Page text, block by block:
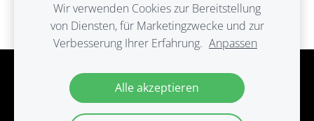
Cookies
Wir verwenden Cookies zur Bereitstellung
von Diensten, für Marketingzwecke und zur
Verbesserung Ihrer Erfahrung. Anpassen
Alle akzeptieren